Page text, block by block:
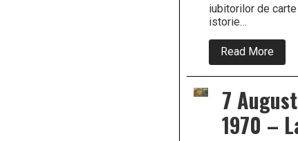
iubitorilor de
istorie…
Read More
28
–
carte
7 August
1970 –